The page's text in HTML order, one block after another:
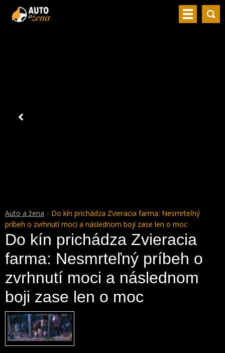
Auto a žena
Do kín prichádza Zvieracia farma: Nesmrteľný
príbeh o zvrhnutí moci a následnom boji zase len o moc
Do kín prichádza Zvieracia
farma: Nesmrteľný príbeh o
zvrhnutí moci a následnom
boji zase len o moc